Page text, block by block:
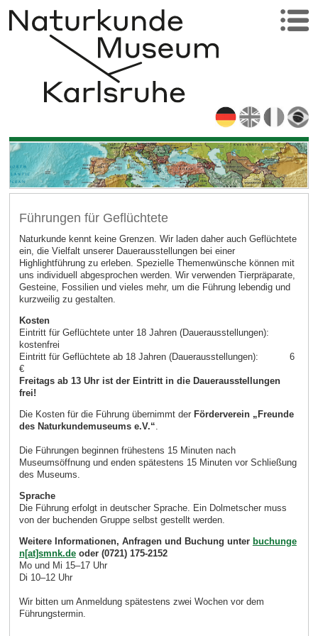
Führungen für Geflüchtete
Naturkunde kennt keine Grenzen. Wir laden daher auch Geflüchtete
ein, die Vielfalt unserer Dauerausstellungen bei einer
Highlightführung zu erleben. Spezielle Themenwünsche können mit
uns individuell abgesprochen werden. Wir verwenden Tierpräparate,
Gesteine, Fossilien und vieles mehr, um die Führung lebendig und
kurzweilig zu gestalten.
Kosten
Eintritt für Geflüchtete unter 18 Jahren (Dauerausstellungen):
kostenfrei
Eintritt für Geflüchtete ab 18 Jahren (Dauerausstellungen): 6
€
Freitags ab 13 Uhr ist der Eintritt in die Dauerausstellungen
frei!
Die Kosten für die Führung übernimmt der Förderverein „Freunde
des Naturkundemuseums e.V.“.
Die Führungen beginnen frühestens 15 Minuten nach
Museumsöffnung und enden spätestens 15 Minuten vor Schließung
des Museums.
Sprache
Die Führung erfolgt in deutscher Sprache. Ein Dolmetscher muss
von der buchenden Gruppe selbst gestellt werden.
Weitere Informationen, Anfragen und Buchung unter buchunge
n[at]smnk.deoder (0721) 175-2152
Mo und Mi 15–17 Uhr
Di 10–12 Uhr
Wir bitten um Anmeldung spätestens zwei Wochen vor dem
Führungstermin.